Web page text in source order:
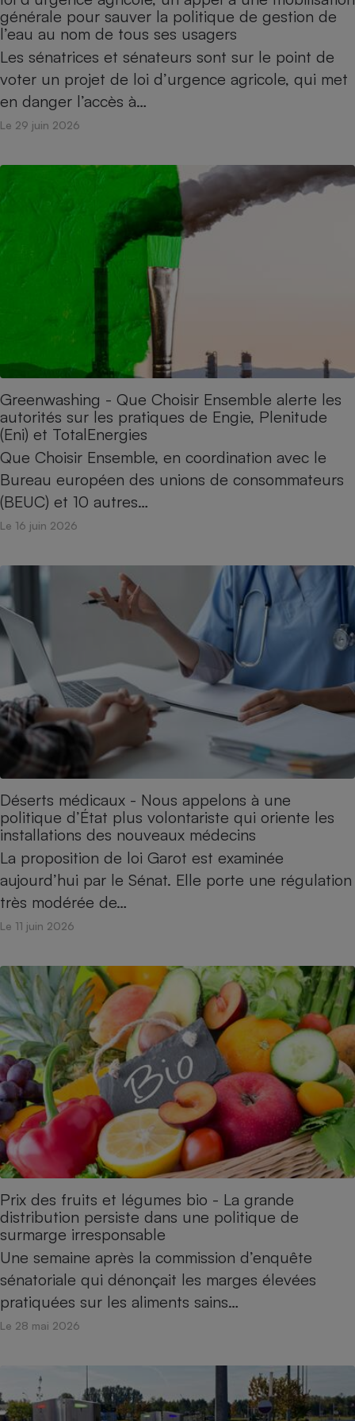
générale pour sauver la politique de gestion de
l’eau au nom de tous ses usagers
Les sénatrices et sénateurs sont sur le point de
voter un projet de loi d’urgence agricole, qui met
en danger l’accès à…
Le 29 juin 2026
Greenwashing - Que Choisir Ensemble alerte les
autorités sur les pratiques de Engie, Plenitude
(Eni) et TotalEnergies
Que Choisir Ensemble, en coordination avec le
Bureau européen des unions de consommateurs
(BEUC) et 10 autres…
Le 16 juin 2026
Déserts médicaux - Nous appelons à une
politique d’État plus volontariste qui oriente les
installations des nouveaux médecins
La proposition de loi Garot est examinée
aujourd’hui par le Sénat. Elle porte une régulation
très modérée de…
Le 11 juin 2026
Prix des fruits et légumes bio - La grande
distribution persiste dans une politique de
surmarge irresponsable
Une semaine après la commission d’enquête
sénatoriale qui dénonçait les marges élevées
pratiquées sur les aliments sains…
Le 28 mai 2026